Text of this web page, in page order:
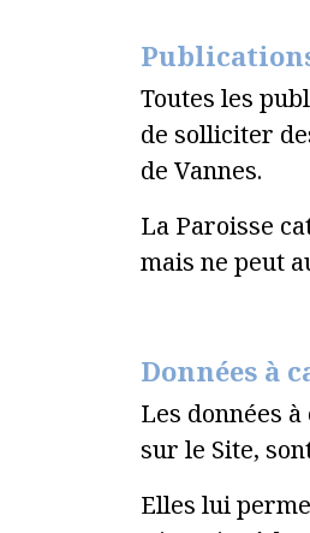
Toutes les
de solliciter
de Vannes.
La Paroisse
mais ne peut
Données à
Les données
sur le Site,
Elles lui